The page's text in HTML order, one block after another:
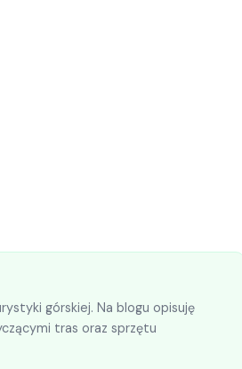
górskiej. Na blogu opisuję
tras oraz sprzętu